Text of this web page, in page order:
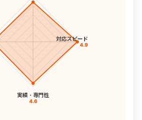
対応スピード
4.9
実績・専門性
4.6